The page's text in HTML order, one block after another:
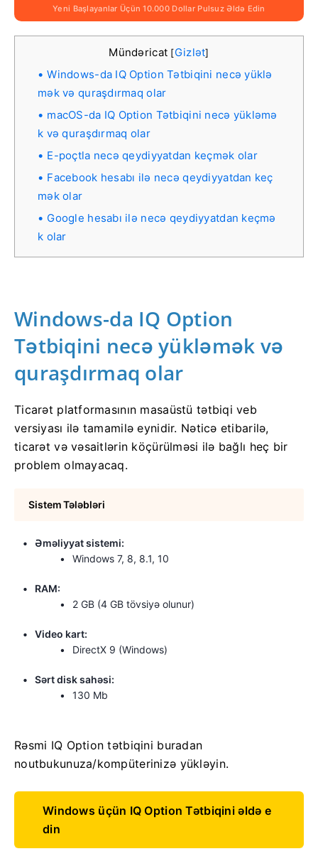
Yeni Başlayanlar Üçün 10.000 Dollar Pulsuz Əldə Edin
Mündəricat [Gizlət]
Windows-da IQ Option Tətbiqini necə yüklə
mək və quraşdırmaq olar
macOS-da IQ Option Tətbiqini necə yükləmə
k və quraşdırmaq olar
E-poçtla necə qeydiyyatdan keçmək olar
Facebook hesabı ilə necə qeydiyyatdan keç
mək olar
Google hesabı ilə necə qeydiyyatdan keçmə
k olar
Windows-da IQ Option
Tətbiqini necə yükləmək və
quraşdırmaq olar
Ticarət platformasının masaüstü tətbiqi veb
versiyası ilə tamamilə eynidir. Nəticə etibarilə,
ticarət və vəsaitlərin köçürülməsi ilə bağlı heç bir
problem olmayacaq.
Sistem Tələbləri
Əməliyyat sistemi:
Windows 7, 8, 8.1, 10
RAM:
2 GB (4 GB tövsiyə olunur)
Video kart:
DirectX 9 (Windows)
Sərt disk sahəsi:
130 Mb
Rəsmi IQ Option tətbiqini buradan
noutbukunuza/kompüterinizə yükləyin.
Windows üçün IQ Option Tətbiqini əldə e
din